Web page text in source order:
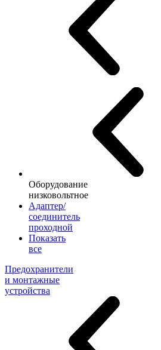
Оборудование
низковольтное
Адаптер/
соединитель
проходной
Показать
все
Предохранители
и монтажные
устройства